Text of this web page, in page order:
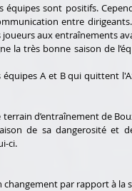
équipes sont positifs.
entre
aux entraînements
la très bonne saison de
A et B qui quittent
d’entraînement de
de sa dangerosité et
ci.
par rapport à la